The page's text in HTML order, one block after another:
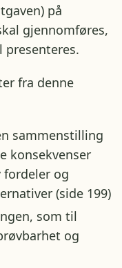
på
gjennomføres,
presenteres.
fra denne
sammenstilling
konsekvenser
fordeler og
(side 199)
som til
og